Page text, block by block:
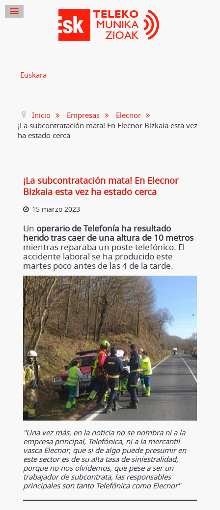
Euskara
Inicio Empresas
Elecnor
¡La subcontratación mata! En Elecnor Bizkaia esta vez
ha estado cerca
¡La subcontratación mata! En Elecnor
Bizkaia esta vez ha estado cerca
15 marzo 2023
Un operario de Telefonía ha resultado
herido tras caer de una altura de 10 metros
mientras reparaba un poste telefónico. El
accidente laboral se ha producido este
martes poco antes de las 4 de la tarde.
"Una vez más, en la noticia no se nombra ni a la
empresa principal, Telefónica, ni a la mercantil
vasca Elecnor, que si de algo puede presumir en
este sector es de su alta tasa de siniestralidad,
porque no nos olvidemos, que pese a ser un
trabajador de subcontrata, las responsables
principales son tanto Telefónica como Elecnor"